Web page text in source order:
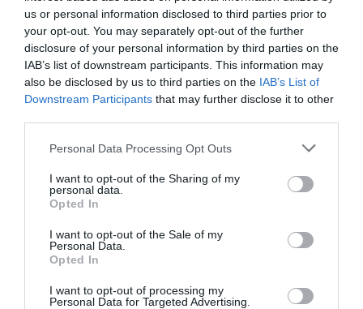
us or personal information disclosed to third parties prior to
your opt-out. You may separately opt-out of the further
disclosure of your personal information by third parties on the
IAB’s list of downstream participants. This information may
also be disclosed by us to third parties on the IAB’s List of
Downstream Participants that may further disclose it to other
Please note that this website/app uses one or more Google
not limited to your visit or usage behaviour. You may click to
grant or deny consent to Google and its third-party tags to
use your data for below specified purposes in below Google
consent section.
Personal Data Processing Opt Outs
I want to opt-out of the Sharing of my
personal data.
Opted In
I want to opt-out of the Sale of my
Personal Data.
Opted In
I want to opt-out of processing my
Personal Data for Targeted Advertising.